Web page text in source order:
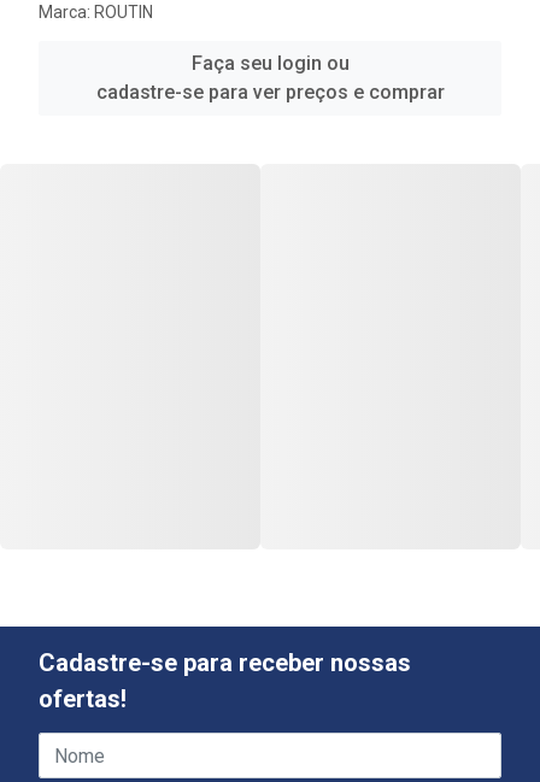
Marca: ROUTIN
Faça seu login ou
cadastre-se para ver preços e comprar
Cadastre-se para receber nossas
ofertas!